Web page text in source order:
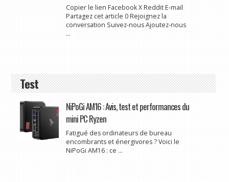
Copier le lien Facebook X Reddit E-mail
Partagez cet article 0 Rejoignez la
conversation Suivez-nous Ajoutez-nous
...
Test
NiPoGi AM16 : Avis, test et performances du
mini PC Ryzen
Fatigué des ordinateurs de bureau
encombrants et énergivores ? Voici le
NiPoGi AM16 : ce ...